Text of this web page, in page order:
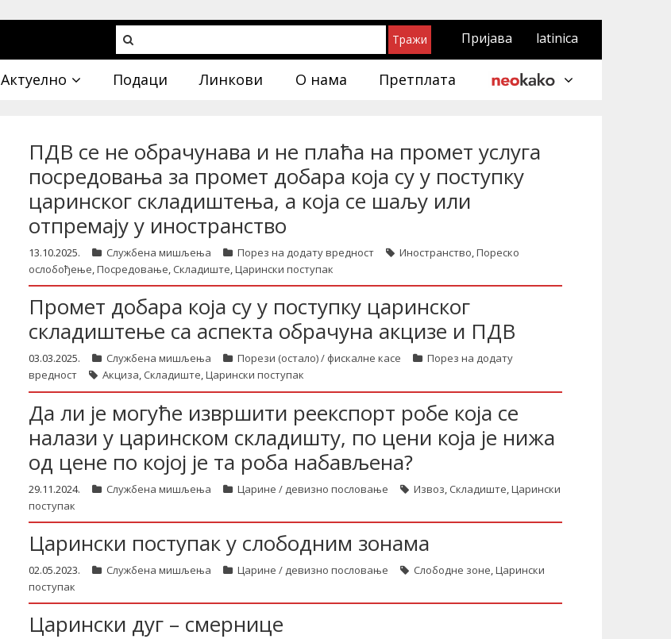
Пријава latinica
Актуелно Подаци Линкови О нама Претплата
ПДВ се не обрачунава и не плаћа на промет услуга
посредовања за промет добара која су у поступку
царинског складиштења, а која се шаљу или
отпремају у иностранство
13.10.2025. Службена мишљења Порез на додату вредност Иностранство,Пореско
ослобођење,Посредовање, Складиште,Царински поступак
Промет добара која су у поступку царинског
складиштење са аспекта обрачуна акцизе и ПДВ
03.03.2025. Службена мишљења Порези (остало) / фискалне касе
Порез на додату
вредност
Акциза, Складиште,Царински поступак
Да ли је могуће извршити реекспорт робе која се
налази у царинском складишту, по цени која је нижа
од цене по којој је та роба набављена?
29.11.2024. Службена мишљења Царине / девизно пословање Извоз, Складиште,Царински
поступак
Царински поступак у слободним зонама
02.05.2023. Службена мишљења Царине / девизно пословање Слободне зоне,Царински
поступак
Царински дуг – смернице